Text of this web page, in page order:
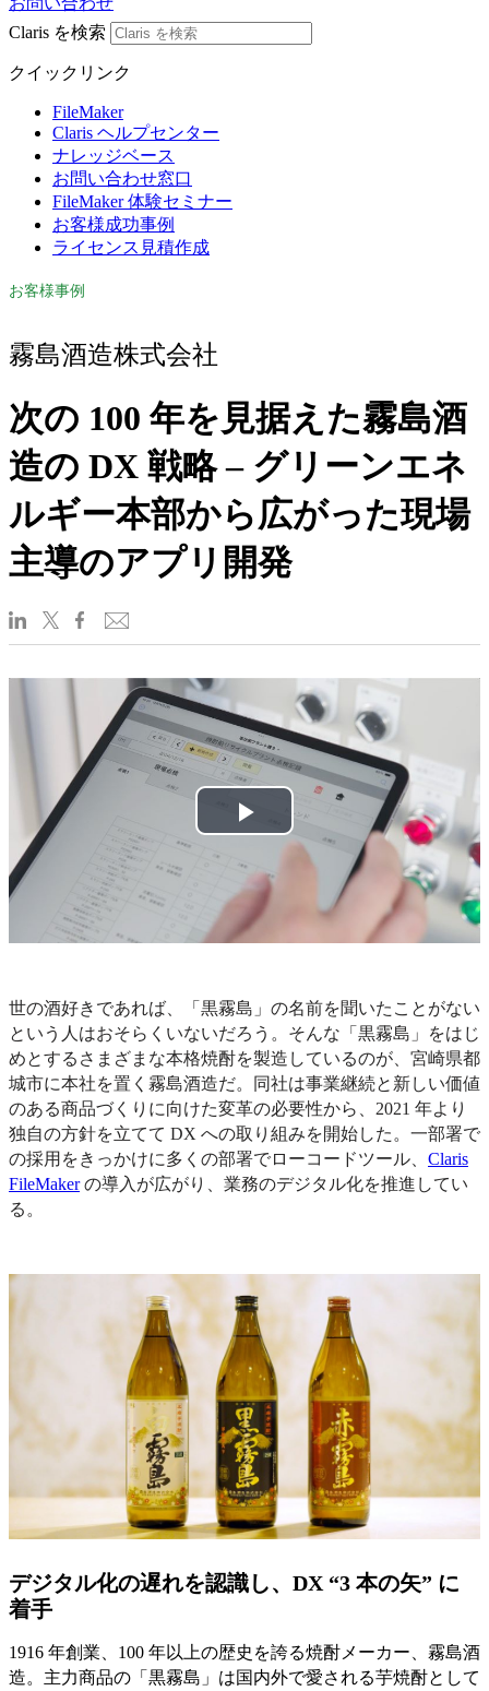
Claris を検索
クイックリンク
FileMaker
Claris ヘルプセンター
ナレッジベース
お問い合わせ窓口
FileMaker 体験セミナー
お客様成功事例
ライセンス見積作成
お客様事例
霧島酒造株式会社
次の 100 年を見据えた霧島酒
造の DX 戦略 – グリーンエネ
ルギー本部から広がった現場
主導のアプリ開発
Play
Video
世の酒好きであれば、「黒霧島」の名前を聞いたことがない
という人はおそらくいないだろう。そんな「黒霧島」をはじ
めとするさまざまな本格焼酎を製造しているのが、宮崎県都
城市に本社を置く霧島酒造だ。同社は事業継続と新しい価値
のある商品づくりに向けた変革の必要性から、2021 年より
独自の方針を立てて DX への取り組みを開始した。一部署で
の採用をきっかけに多くの部署でローコードツール、 Claris
FileMaker の導入が広がり、業務のデジタル化を推進してい
る。
デジタル化の遅れを認識し、DX “3 本の矢” に
着手
1916 年創業、100 年以上の歴史を誇る焼酎メーカー、霧島酒
造。主力商品の「黒霧島」は国内外で愛される芋焼酎として